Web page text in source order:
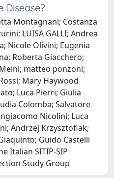
Disease?
Montagnani; Costanza
LUISA GALLI; Andrea
Nicole Olivini; Eugenia
Roberta Giacchero;
matteo ponzoni;
Mary Haywood
Luca Pierri; Giulia
Colomba; Salvatore
Nicolini; Luca
Andrzej Krzysztofiak;
Guido Castelli
Italian SITIP-SIP
Study Group